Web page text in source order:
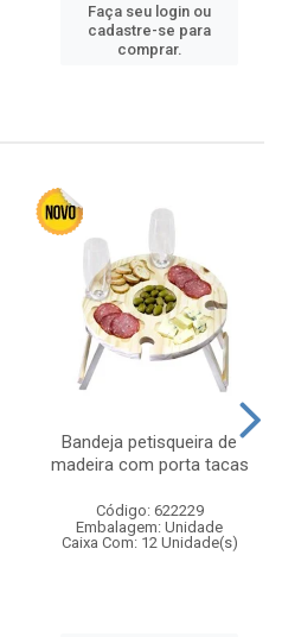
Faça seu login ou
cadastre-se para
comprar.
Bandeja petisqueira de
madeira com porta tacas
Código: 622229
Embalagem: Unidade
Caixa Com: 12 Unidade(s)